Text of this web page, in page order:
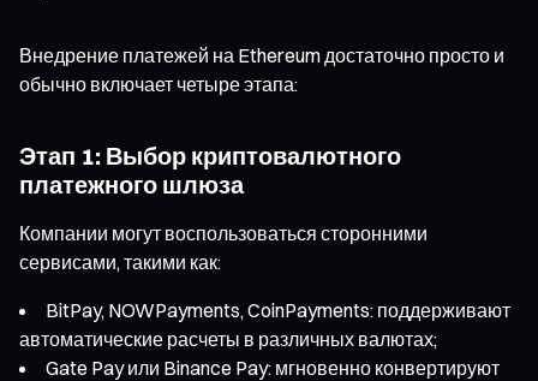
Внедрение платежей на Ethereum достаточно просто и
обычно включает четыре этапа:
Этап 1: Выбор криптовалютного
платежного шлюза
Компании могут воспользоваться сторонними
сервисами, такими как:
BitPay, NOWPayments, CoinPayments: поддерживают
автоматические расчеты в различных валютах;
Gate Pay или Binance Pay: мгновенно конвертируют